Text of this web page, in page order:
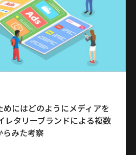
にはどのようにメディアを
タリーブランドによる複数
らみた考察